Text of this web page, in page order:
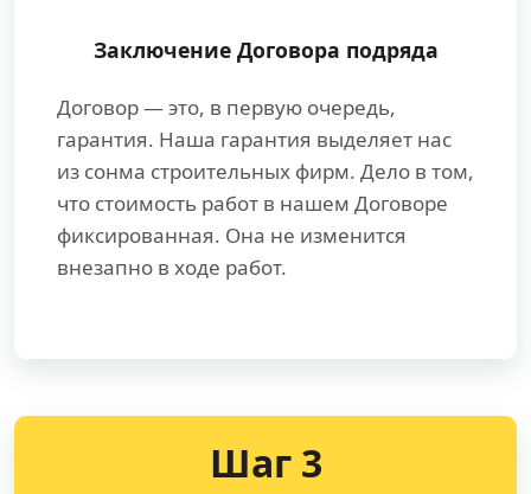
Заключение Договора подряда
Договор — это, в первую очередь,
гарантия. Наша гарантия выделяет нас
из сонма строительных фирм. Дело в том,
что стоимость работ в нашем Договоре
фиксированная. Она не изменится
внезапно в ходе работ.
Шаг 3